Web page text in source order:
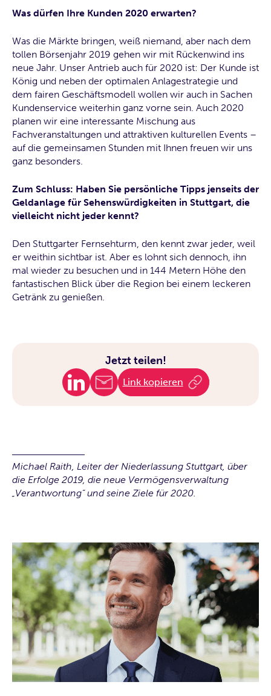
Was dürfen Ihre Kunden 2020 erwarten?
Was die Märkte bringen, weiß niemand, aber nach dem
tollen Börsenjahr 2019 gehen wir mit Rückenwind ins
neue Jahr. Unser Antrieb auch für 2020 ist: Der Kunde ist
König und neben der optimalen Anlagestrategie und
dem fairen Geschäftsmodell wollen wir auch in Sachen
Kundenservice weiterhin ganz vorne sein. Auch 2020
planen wir eine interessante Mischung aus
Fachveranstaltungen und attraktiven kulturellen Events –
auf die gemeinsamen Stunden mit Ihnen freuen wir uns
ganz besonders.
Zum Schluss: Haben Sie persönliche Tipps jenseits der
Geldanlage für Sehenswürdigkeiten in Stuttgart, die
vielleicht nicht jeder kennt?
Den Stuttgarter Fernsehturm, den kennt zwar jeder, weil
er weithin sichtbar ist. Aber es lohnt sich dennoch, ihn
mal wieder zu besuchen und in 144 Metern Höhe den
fantastischen Blick über die Region bei einem leckeren
Getränk zu genießen.
Jetzt teilen!
Link kopieren
Michael Raith, Leiter der Niederlassung Stuttgart, über
die Erfolge 2019, die neue Vermögensverwaltung
„Verantwortung“ und seine Ziele für 2020.